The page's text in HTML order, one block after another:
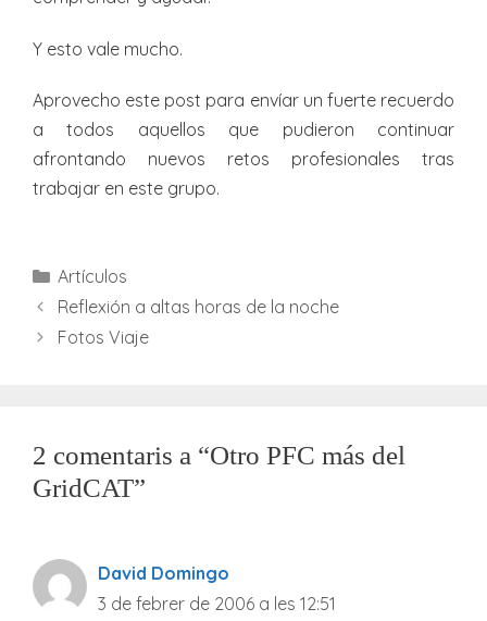
Y esto vale mucho.
Aprovecho este post para envíar un fuerte recuerdo
a todos aquellos que pudieron continuar
afrontando nuevos retos profesionales tras
trabajar en este grupo.
Categories
Artículos
Reflexión a altas horas de la noche
Fotos Viaje
2 comentaris a “Otro PFC más del
GridCAT”
David Domingo
3 de febrer de 2006 a les 12:51